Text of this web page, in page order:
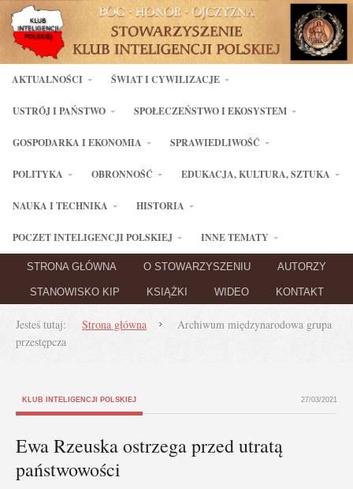
AKTUALNOŚCI ŚWIAT I CYWILIZACJE
USTRÓJ I PAŃSTWO SPOŁECZEŃSTWO I EKOSYSTEM
GOSPODARKA I EKONOMIA SPRAWIEDLIWOŚĆ
POLITYKA OBRONNOŚĆ EDUKACJA, KULTURA, SZTUKA
NAUKA I TECHNIKA HISTORIA
POCZET INTELIGENCJI POLSKIEJ INNE TEMATY
STRONA GŁÓWNA O STOWARZYSZENIU AUTORZY
STANOWISKO KIP KSIĄŻKI WIDEO KONTAKT
Jesteś tutaj: Strona główna
Archiwum międzynarodowa grupa
przestępcza
KLUB INTELIGENCJI POLSKIEJ 27/03/2021
Ewa Rzeuska ostrzega przed utratą
państwowości